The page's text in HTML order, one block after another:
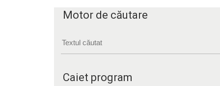
Motor de căutare
Caiet program